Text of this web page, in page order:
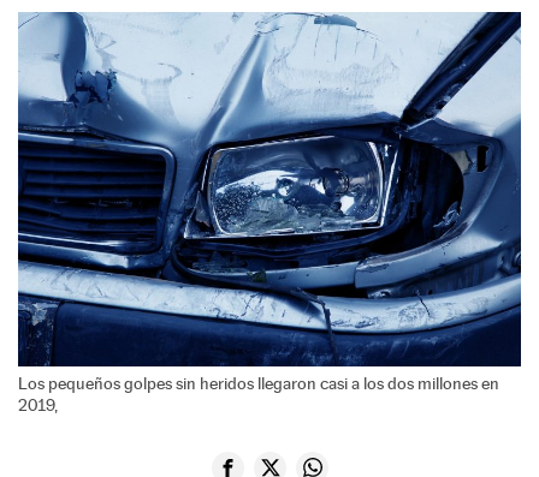
Los pequeños golpes sin heridos llegaron casi a los dos millones en
2019,